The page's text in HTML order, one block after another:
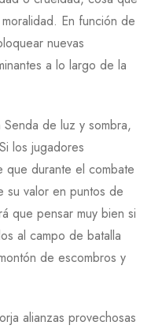
En función de
nuevas
a lo largo de la
de luz y sombra,
los jugadores
que durante el combate
su valor en puntos de
que pensar muy bien si
al campo de batalla
de escombros y
alianzas provechosas